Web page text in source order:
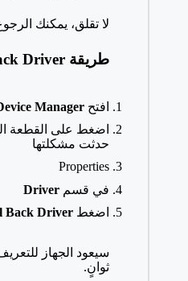
لا تقلق، يمكنك
طريقة Roll Back Driver
افتح Manager
اضغط على القطعة
حدثت مشكلتها
Properties
في قسم Driver
اضغط Back Driver
سيعود الجهاز
ثوانٍ.